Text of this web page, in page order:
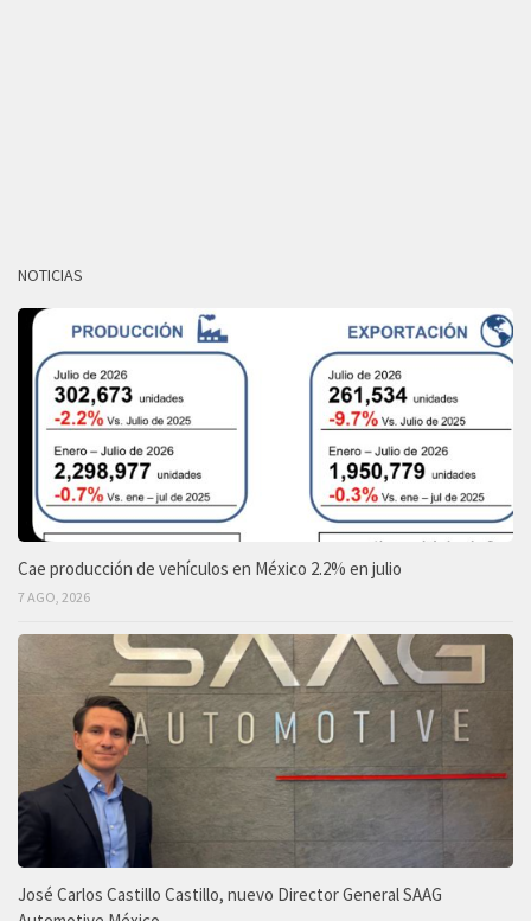
NOTICIAS
Cae producción de vehículos en México 2.2% en julio
7 AGO, 2026
José Carlos Castillo Castillo, nuevo Director General SAAG